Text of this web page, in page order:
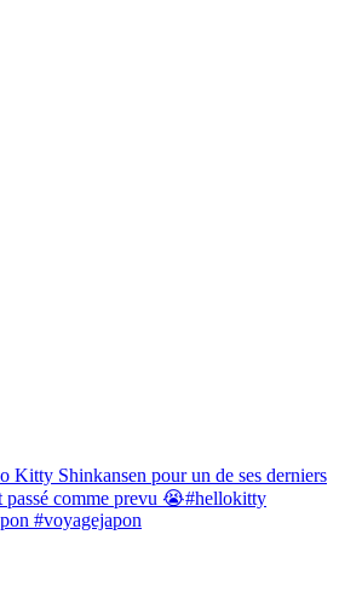
Kitty Shinkansen pour un de ses derniers
passé comme prevu 😭#hellokitty
#voyagejapon